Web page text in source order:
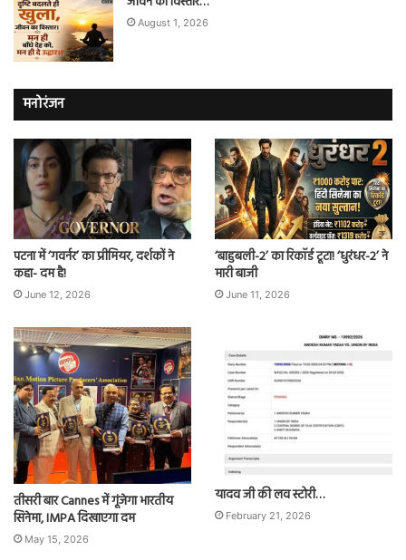
August 1, 2026
मनोरंजन
पटना में ‘गवर्नर’ का प्रीमियर, दर्शकों ने
कहा- दम है!
June 12, 2026
‘बाहुबली-2’ का रिकॉर्ड टूटा! ‘धुरंधर-2’ ने
मारी बाजी
June 11, 2026
तीसरी बार Cannes में गूंजेगा भारतीय
सिनेमा, IMPA दिखाएगा दम
May 15, 2026
यादव जी की लव स्टोरी…
February 21, 2026